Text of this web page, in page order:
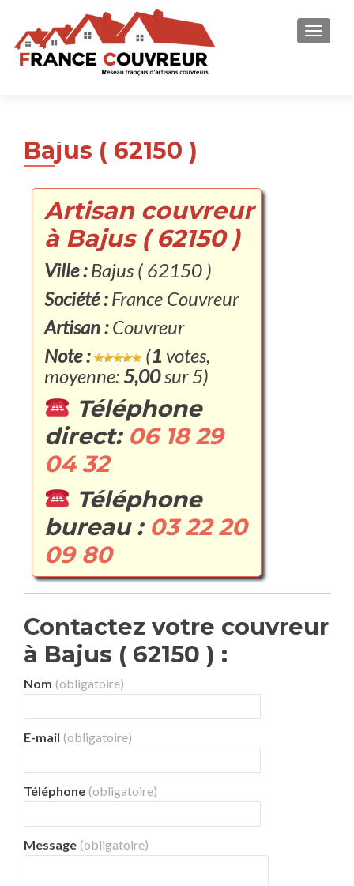
Bajus ( 62150 )
Artisan couvreur
à Bajus ( 62150 )
Ville :Bajus ( 62150 )
Société :France Couvreur
Artisan :Couvreur
Note :
(1 votes,
moyenne: 5,00sur 5)
Téléphone
direct: 06 18 29
04 32
Téléphone
bureau : 03 22 20
09 80
Contactez votre couvreur
à Bajus ( 62150 ) :
Nom (obligatoire)
E-mail (obligatoire)
Téléphone (obligatoire)
Message (obligatoire)